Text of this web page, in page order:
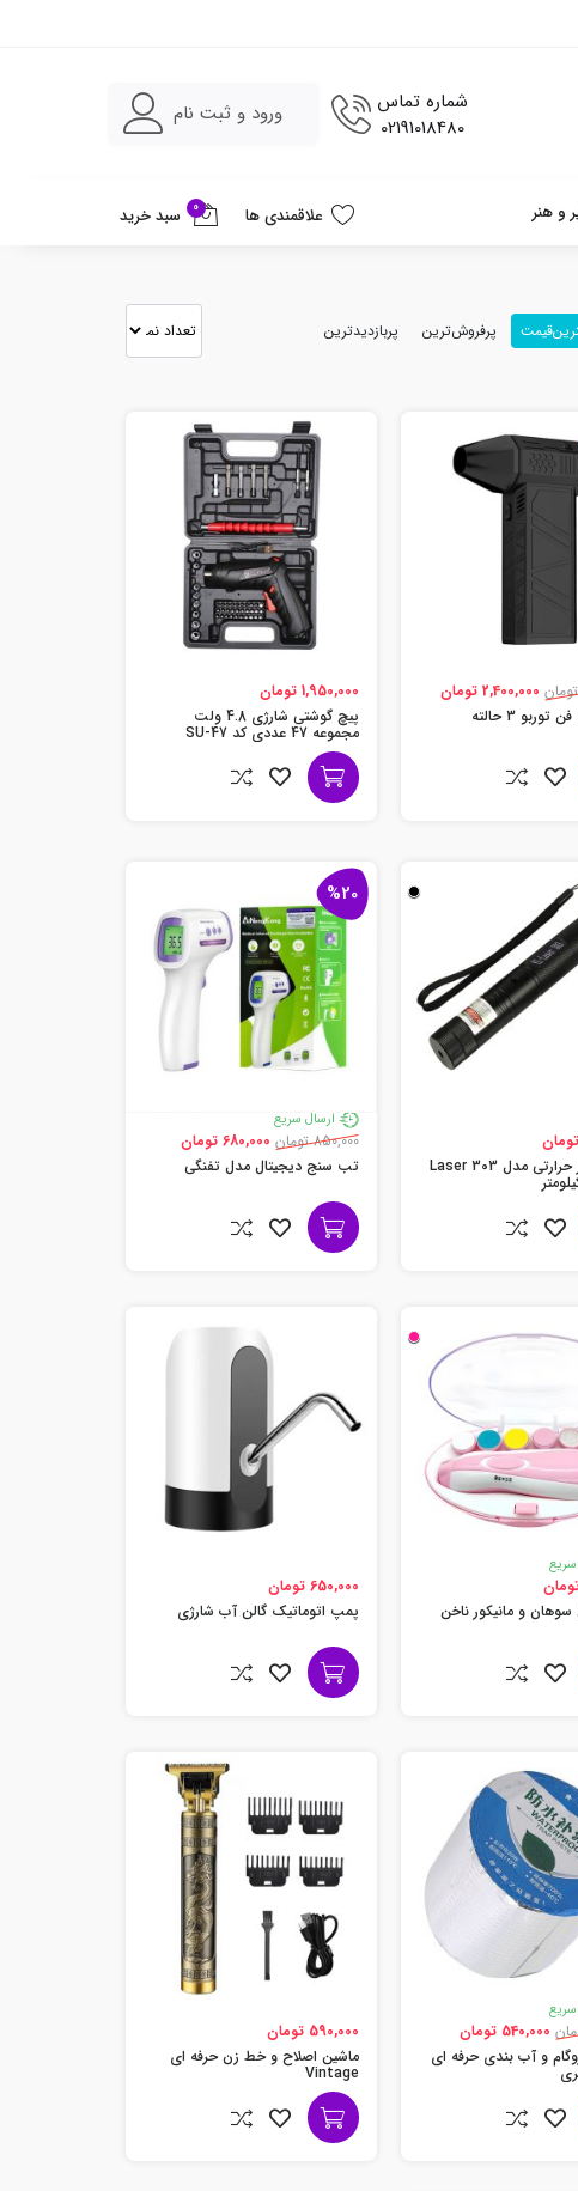
شماره تماس
02191018480
ورود و ثبت نام
و هنر علاقمندی ها 0 سبد خرید
پرفروش‌ترین پربازدیدترین
2,400,000 تومان
3 حالته
1,950,000 تومان
پیچ گوشتی شارژی 4.8 ولت
مجموعه 47 عددی کد SU-47
لیزر پوینتر حرارتی مدل Laser 303
%20
ارسال سریع
850,000 تومان
680,000 تومان
تب سنج دیجیتال مدل تفنگی
سریع
و مانیکور ناخن
650,000 تومان
پمپ اتوماتیک گالن آب شارژی
سریع
540,000 تومان
و آب بندی حرفه ای
590,000 تومان
ماشین اصلاح و خط زن حرفه ای
Vintage